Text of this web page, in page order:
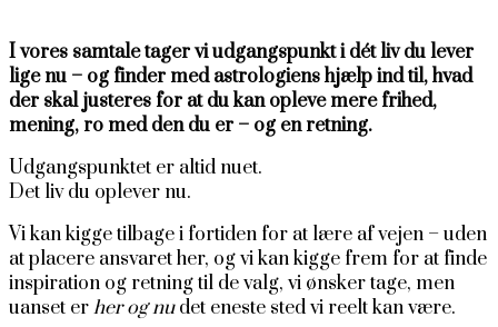
I vores samtale tager vi udgangspunkt i dét liv du lever
lige nu – og finder med astrologiens hjælp ind til, hvad
der skal justeres for at du kan opleve mere frihed,
mening, ro med den du er – og en retning.
Udgangspunktet er altid nuet.
Det liv du oplever nu.
Vi kan kigge tilbage i fortiden for at lære af vejen – uden
at placere ansvaret her, og vi kan kigge frem for at finde
inspiration og retning til de valg, vi ønsker tage, men
uanset erher og nudet eneste sted vi reelt kan være.